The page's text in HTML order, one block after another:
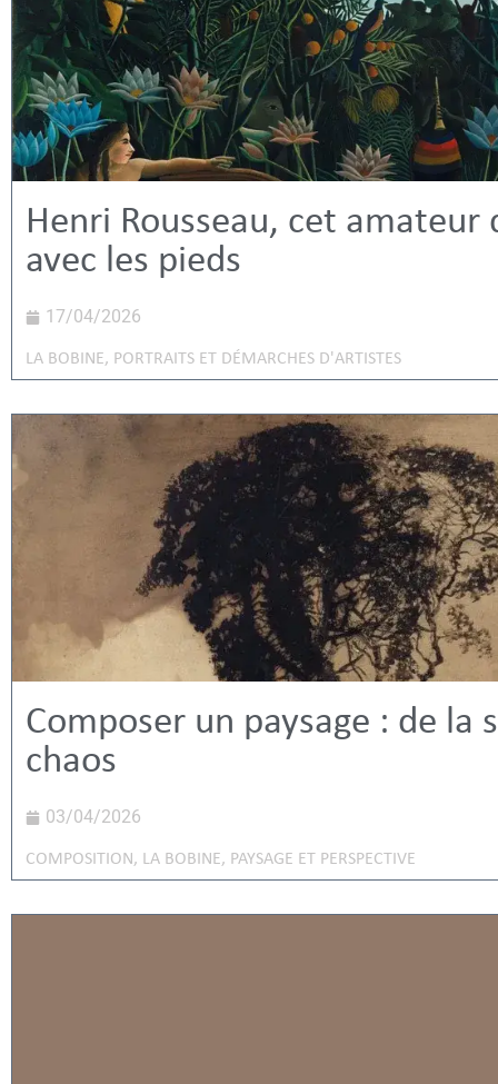
Henri Rousseau, cet amateur
avec les pieds
17/04/2026
LA BOBINE, PORTRAITS ET DÉMARCHES D'ARTISTES
Composer un paysage : de la
chaos
03/04/2026
COMPOSITION, LA BOBINE, PAYSAGE ET PERSPECTIVE